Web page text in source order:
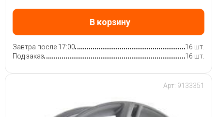
В корзину
Завтра после 17:00
16 шт.
Под заказ
16 шт.
Арт: 9133351